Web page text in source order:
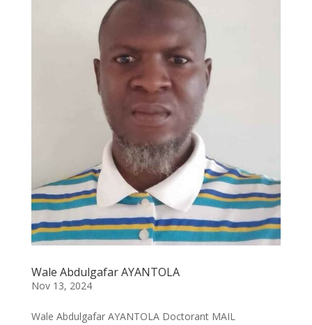
Wale Abdulgafar AYANTOLA
Nov 13, 2024
Wale Abdulgafar AYANTOLA Doctorant MAIL